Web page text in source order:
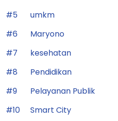
#5
umkm
#6
Maryono
#7
kesehatan
#8
Pendidikan
#9
Pelayanan Publik
#10
Smart City